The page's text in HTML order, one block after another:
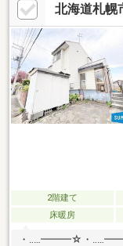
北海道札幌
2階建て
床暖房
・‥…━━━☆・